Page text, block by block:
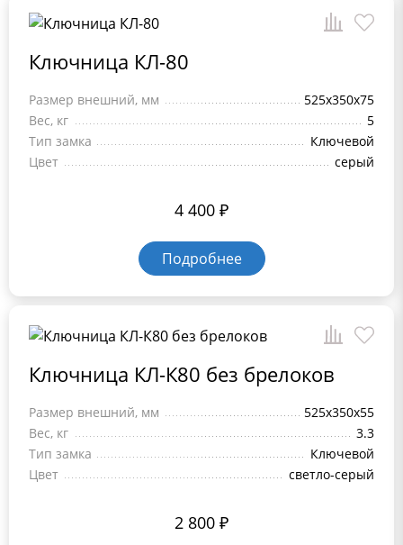
Ключница КЛ-80
Размер внешний, мм
525x350x75
Вес, кг
5
Тип замка
Ключевой
Цвет
серый
4 400 ₽
Подробнее
Ключница КЛ-К80 без брелоков
Размер внешний, мм
525x350x55
Вес, кг
3.3
Тип замка
Ключевой
Цвет
светло-серый
2 800 ₽